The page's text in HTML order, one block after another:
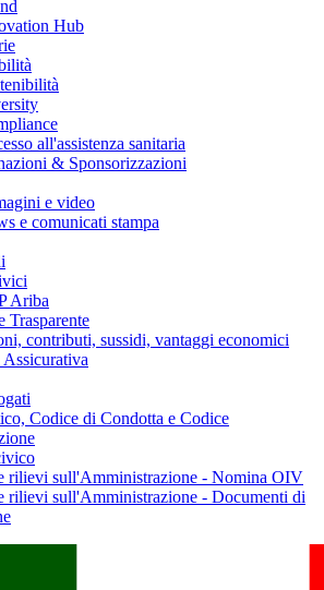
Hub
all'assistenza sanitaria
& Sponsorizzazioni
e video
e comunicati stampa
Ariba
Trasparente
contributi, sussidi, vantaggi economici
Codice di Condotta e Codice
rilievi sull'Amministrazione - Nomina OIV
rilievi sull'Amministrazione - Documenti di